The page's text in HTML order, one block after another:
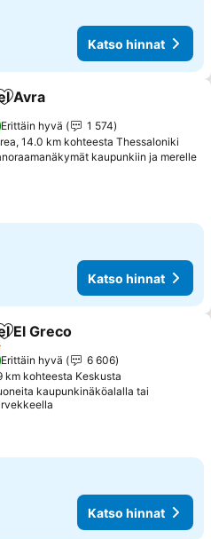
Katso hinnat
Lisää suosikkeihin
Avra
Erittäin hyvä
1 574
14.0 km kohteesta Thessaloniki
kaupunkiin ja merelle
Katso hinnat
Lisää suosikkeihin
El Greco
Erittäin hyvä
6 606
km kohteesta Keskusta
kaupunkinäköalalla tai
Katso hinnat